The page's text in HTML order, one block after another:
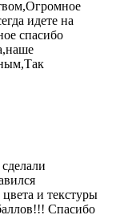
идете на
спасибо
и текстуры
Спасибо